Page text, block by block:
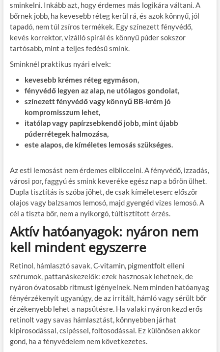
sminkelni. Inkább azt, hogy érdemes más logikára váltani. A
bőrnek jobb, ha kevesebb réteg kerül rá, és azok könnyű, jól
tapadó, nem túl zsíros termékek. Egy színezett fényvédő,
kevés korrektor, vízálló spirál és könnyű púder sokszor
tartósabb, mint a teljes fedésű smink.
Sminknél praktikus nyári elvek:
kevesebb krémes réteg egymáson,
fényvédő legyen az alap, ne utólagos gondolat,
színezett fényvédő vagy könnyű BB-krém jó
kompromisszum lehet,
itatólap vagy papírzsebkendő jobb, mint újabb
púderrétegek halmozása,
este alapos, de kíméletes lemosás szükséges.
Az esti lemosást nem érdemes elbliccelni. A fényvédő, izzadás,
városi por, faggyú és smink keveréke egész nap a bőrön ülhet.
Dupla tisztítás is szóba jöhet, de csak kíméletesen: először
olajos vagy balzsamos lemosó, majd gyengéd vizes lemosó. A
cél a tiszta bőr, nem a nyikorgó, túltisztított érzés.
Aktív hatóanyagok: nyáron nem
kell mindent egyszerre
Retinol, hámlasztó savak, C-vitamin, pigmentfolt elleni
szérumok, pattanáskezelők: ezek hasznosak lehetnek, de
nyáron óvatosabb ritmust igényelnek. Nem minden hatóanyag
fényérzékenyít ugyanúgy, de az irritált, hámló vagy sérült bőr
érzékenyebb lehet a napsütésre. Ha valaki nyáron kezd erős
retinolt vagy savas hámlasztást, könnyebben járhat
kipirosodással, csípéssel, foltosodással. Ez különösen akkor
gond, ha a fényvédelem nem következetes.